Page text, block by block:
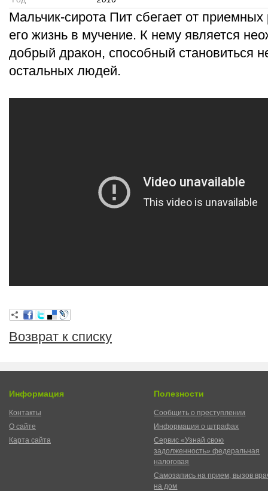
Мальчик-сирота Пит сбегает от
его жизнь в мучение. К нему является
добрый дракон, способный становиться
остальных людей.
Возврат к списку
Информация
Контакты
О сайте
Карта сайта
Полезности
Сообщить о преступлении
Информация о штрафах
Сервис «Узнай свою
задолженность» федеральная
налоговая
Самозапись на прием, вызов
на дом